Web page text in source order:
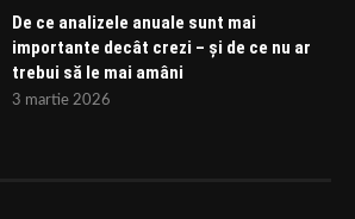
De ce analizele anuale sunt mai
importante decât crezi – și de ce nu ar
trebui să le mai amâni
3 martie 2026